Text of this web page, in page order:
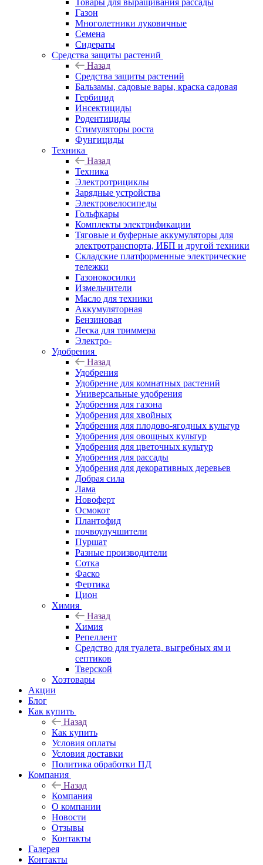
Газон
Многолетники луковичные
Семена
Сидераты
Средства защиты растений
Назад
Средства защиты растений
Бальзамы, садовые вары, краска садовая
Гербицид
Инсектициды
Родентициды
Стимуляторы роста
Фунгициды
Техника
Назад
Техника
Электротрициклы
Зарядные устройства
Электровелосипеды
Гольфкары
Комплекты электрификации
Тяговые и буферные аккумуляторы для
электротранспорта, ИБП и другой техники
Складские платформенные электрические
тележки
Газонокосилки
Измельчители
Масло для техники
Аккумуляторная
Бензиновая
Леска для триммера
Электро-
Удобрения
Назад
Удобрения
Удобрение для комнатных растений
Универсальные удобрения
Удобрения для газона
Удобрения для хвойных
Удобрения для плодово-ягодных культур
Удобрения для овощных культур
Удобрения для цветочных культур
Удобрения для рассады
Удобрения для декоративных деревьев
Добрая сила
Лама
Новоферт
Осмокот
Плантофид
почвоулучшители
Пуршат
Разные производители
Сотка
Фаско
Фертика
Цион
Химия
Назад
Химия
Репеллент
Средство для туалета, выгребных ям и
септиков
Тверской
Хозтовары
Акции
Блог
Как купить
Назад
Как купить
Условия оплаты
Условия доставки
Политика обработки ПД
Компания
Назад
Компания
О компании
Новости
Отзывы
Контакты
Галерея
Контакты